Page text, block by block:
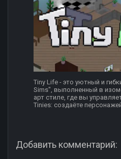
Tiny Life - это уютный и
Sims", выполненный в
арт стиле, где вы
Tinies: создаёте
Добавить комментарий: